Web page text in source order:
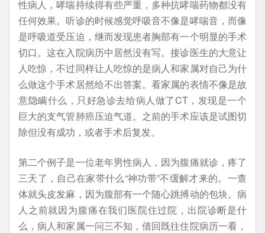
性病人，哮喘持续得有些严重，多种抗哮喘药物都没有
任何效果。听诊的时候感觉呼吸音不像是哮喘音，而像
是呼吸道受压迫，继而发现患者胸部有一个明显的手术
切口。这在入院病历中居然没有写。接诊医生的大意让
人吃惊，不过同样让人吃惊的是病人和家属对自己为什
么做这个手术居然给不出答案。看家属的表情不像是故
意隐瞒什么，只好急诊去给病人做了CT，发现是一个
巨大的支气管肺癌压迫气道。之前的手术应该是试图切
除但没有成功，或者手术后复发。
第二个例子是一位老年男性病人，因为腹痛就诊，疼了
三天了，自己在家带什么“神功带”不缓解才来的。一查
体就头皮发麻，因为腹部有一个随心跳搏动的包块。病
人之前就因为腹痛在我们医院住过院，出院诊断是什
么，病人和家属一问三不知，借回既往住院病历一看，